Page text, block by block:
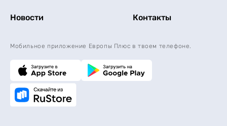
Новости Контакты
Мобильное приложение Европы Плюс в твоем телефоне.